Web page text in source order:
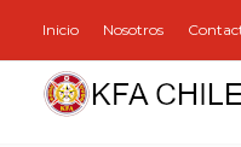
Inicio Nosotros